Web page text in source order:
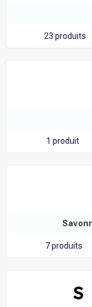
23 produits
1 produit
7 produits